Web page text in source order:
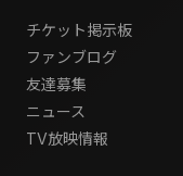
チケット掲示板
ファンブログ
友達募集
ニュース
TV放映情報